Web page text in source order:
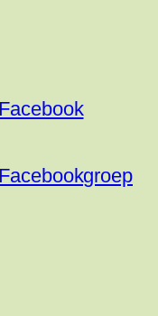
Facebook
Facebookgroep